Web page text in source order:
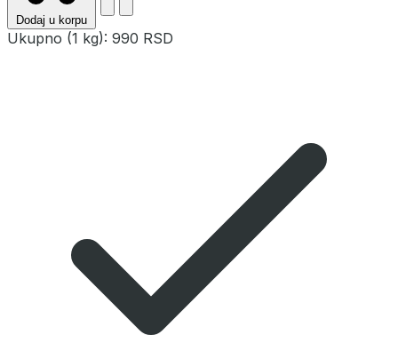
Dodaj u korpu
Ukupno (1 kg): 990 RSD